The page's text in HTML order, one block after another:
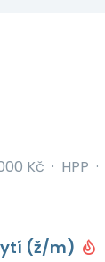
Kč · HPP ·
(ž/m)